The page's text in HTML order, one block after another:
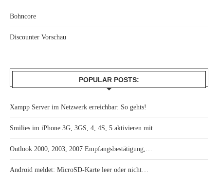
Bohncore
Discounter Vorschau
POPULAR POSTS:
Xampp Server im Netzwerk erreichbar: So gehts!
Smilies im iPhone 3G, 3GS, 4, 4S, 5 aktivieren mit…
Outlook 2000, 2003, 2007 Empfangsbestätigung,…
Android meldet: MicroSD-Karte leer oder nicht…